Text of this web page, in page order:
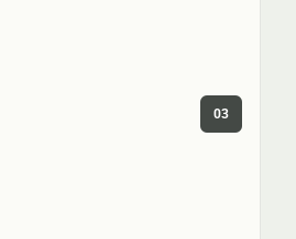
03